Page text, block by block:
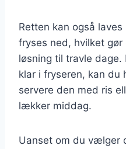
Retten kan også
fryses ned, hvilket
løsning til travle
klar i fryseren, kan du
servere den med ris
lækker middag.
Uanset om du vælger